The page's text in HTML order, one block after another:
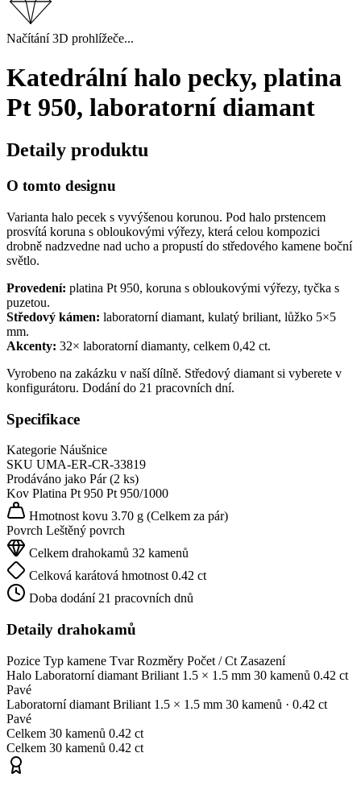
Načítání 3D prohlížeče...
Katedrální halo pecky, platina
Pt 950, laboratorní diamant
Detaily produktu
O tomto designu
Varianta halo pecek s vyvýšenou korunou. Pod halo prstencem
prosvítá koruna s obloukovými výřezy, která celou kompozici
drobně nadzvedne nad ucho a propustí do středového kamene boční
světlo.
Provedení: platina Pt 950, koruna s obloukovými výřezy, tyčka s
puzetou.
Středový kámen: laboratorní diamant, kulatý briliant, lůžko 5×5
mm.
Akcenty: 32× laboratorní diamanty, celkem 0,42 ct.
Vyrobeno na zakázku v naší dílně. Středový diamant si vyberete v
konfigurátoru. Dodání do 21 pracovních dní.
Specifikace
Kategorie Náušnice
SKU UMA-ER-CR-33819
Prodáváno jako Pár (2 ks)
Kov Platina Pt 950 Pt 950/1000
Hmotnost kovu 3.70 g (Celkem za pár)
Povrch Leštěný povrch
Celkem drahokamů 32 kamenů
Celková karátová hmotnost 0.42 ct
Doba dodání 21 pracovních dnů
Detaily drahokamů
Pozice Typ kamene Tvar Rozměry Počet / Ct Zasazení
Halo Laboratorní diamant Briliant 1.5 × 1.5 mm 30 kamenů 0.42 ct
Pavé
Laboratorní diamant Briliant 1.5 × 1.5 mm 30 kamenů · 0.42 ct
Pavé
Celkem 30 kamenů 0.42 ct
Celkem 30 kamenů 0.42 ct